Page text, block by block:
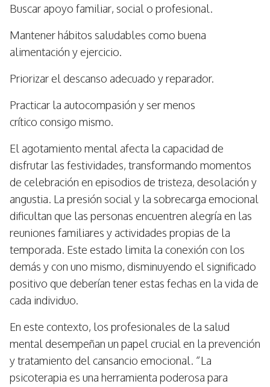
Buscar apoyo familiar, social o profesional.
Mantener hábitos saludables como buena
alimentación y ejercicio.
Priorizar el descanso adecuado y reparador.
Practicar la autocompasión y ser menos
crítico consigo mismo.
El agotamiento mental afecta la capacidad de
disfrutar las festividades, transformando momentos
de celebración en episodios de tristeza, desolación y
angustia. La presión social y la sobrecarga emocional
dificultan que las personas encuentren alegría en las
reuniones familiares y actividades propias de la
temporada. Este estado limita la conexión con los
demás y con uno mismo, disminuyendo el significado
positivo que deberían tener estas fechas en la vida de
cada individuo.
En este contexto, los profesionales de la salud
mental desempeñan un papel crucial en la prevención
y tratamiento del cansancio emocional. “La
psicoterapia es una herramienta poderosa para